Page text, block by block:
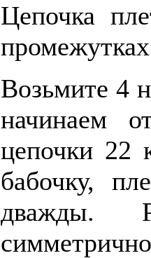
Цепочка
Возьмите 4
начинаем
цепочки 22
бабочку,
дважды.